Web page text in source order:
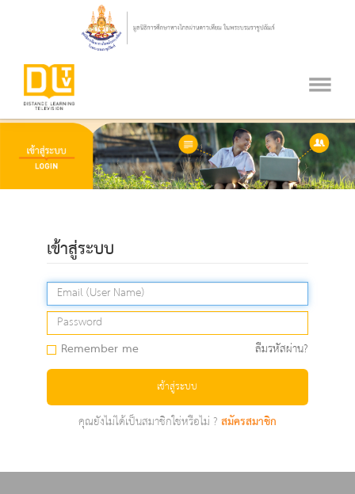
เข้าสู่ระบบ
Remember me ลืมรหัสผ่าน?
เข้าสู่ระบบ
คุณยังไม่ได้เป็นสมาชิกใช่หรือไม่ ?สมัครสมาชิก